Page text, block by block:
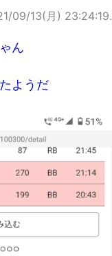
09/13(月)
ん
ようだ